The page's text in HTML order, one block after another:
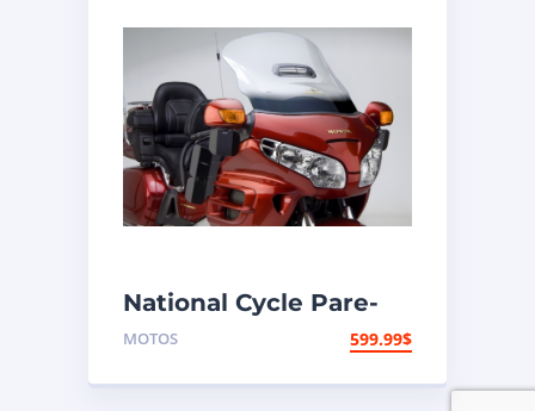
National Cycle Pare-
brise aéroacoustique
MOTOS 599.99$